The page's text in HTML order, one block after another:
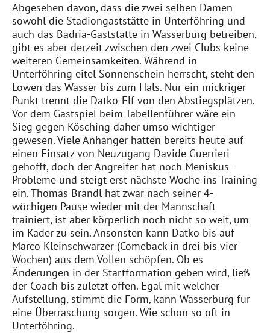
Abgesehen davon, dass die zwei selben Damen
sowohl die Stadiongaststätte in Unterföhring und
auch das Badria-Gaststätte in Wasserburg betreiben,
gibt es aber derzeit zwischen den zwei Clubs keine
weiteren Gemeinsamkeiten. Während in
Unterföhring eitel Sonnenschein herrscht, steht den
Löwen das Wasser bis zum Hals. Nur ein mickriger
Punkt trennt die Datko-Elf von den Abstiegsplätzen.
Vor dem Gastspiel beim Tabellenführer wäre ein
Sieg gegen Kösching daher umso wichtiger
gewesen. Viele Anhänger hatten bereits heute auf
einen Einsatz von Neuzugang Davide Guerrieri
gehofft, doch der Angreifer hat noch Meniskus-
Probleme und steigt erst nächste Woche ins Training
ein. Thomas Brandl hat zwar nach seiner 4-
wöchigen Pause wieder mit der Mannschaft
trainiert, ist aber körperlich noch nicht so weit, um
im Kader zu sein. Ansonsten kann Datko bis auf
Marco Kleinschwärzer (Comeback in drei bis vier
Wochen) aus dem Vollen schöpfen. Ob es
Änderungen in der Startformation geben wird, ließ
der Coach bis zuletzt offen. Egal mit welcher
Aufstellung, stimmt die Form, kann Wasserburg für
eine Überraschung sorgen. Wie schon so oft in
Unterföhring.